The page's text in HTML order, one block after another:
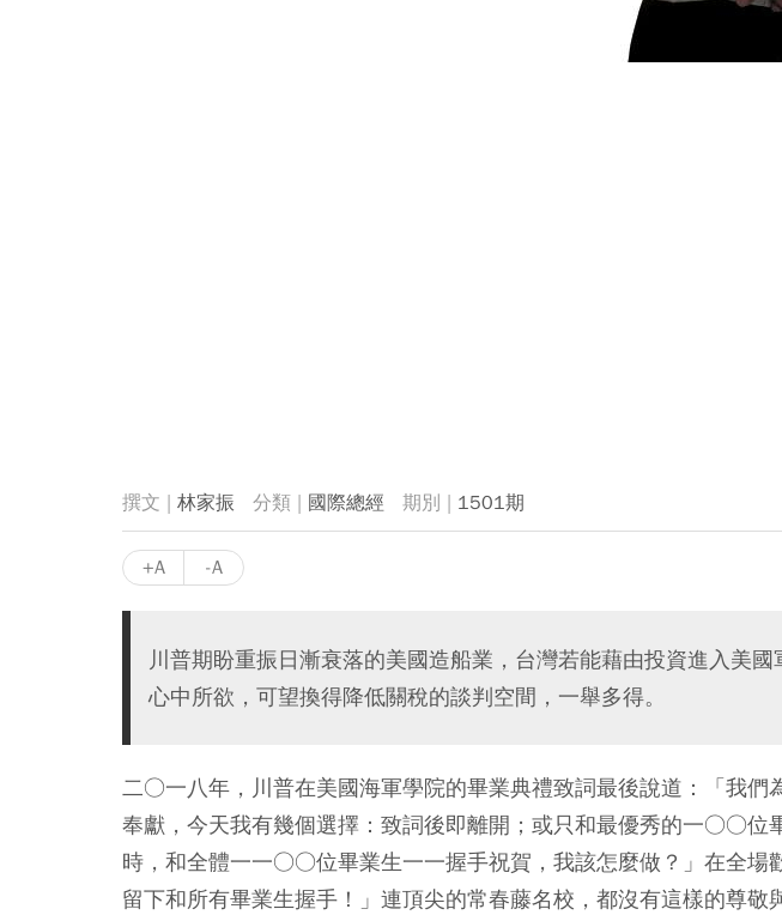
林家振 國際總經 1501期
+A -A
川普期盼重振日漸衰落的美國造船業，台灣若能藉由投資進入美
心中所欲，可望換得降低關稅的談判空間，一舉多得。
二○一八年，川普在美國海軍學院的畢業典禮致詞最後說道：「我們
奉獻，今天我有幾個選擇：致詞後即離開；或只和最優秀的一○○位
時，和全體一一○○位畢業生一一握手祝賀，我該怎麼做？」在全場
留下和所有畢業生握手！」連頂尖的常春藤名校，都沒有這樣的尊敬